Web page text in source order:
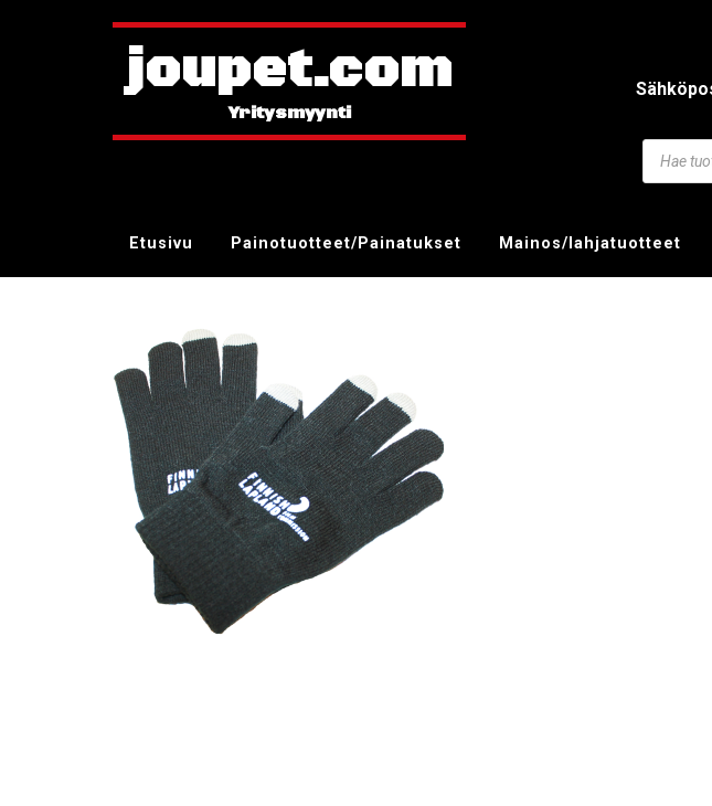
joupet.com
Etusivu Painotuotteet/Painatukset Mainos/lahjatuotteet